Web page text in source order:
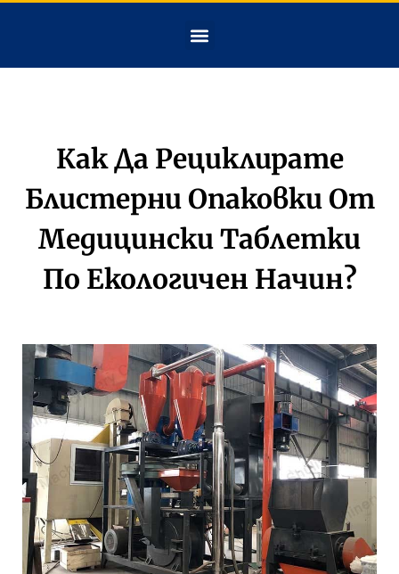
Как Да Рециклирате
Блистерни Опаковки От
Медицински Таблетки
По Екологичен Начин?